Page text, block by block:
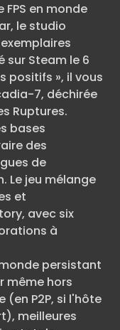
en monde
le studio
sur Steam le 6
positifs », il vous
7, déchirée
Ruptures.
bases
des
de
Le jeu mélange
et
avec six
à
persistant
même hors
(en P2P, si l'hôte
meilleures